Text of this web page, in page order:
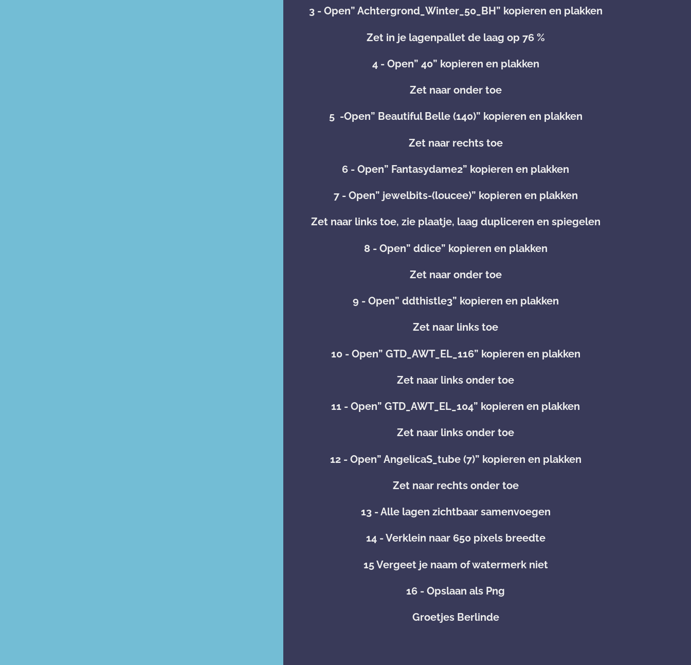
3 - Open” Achtergrond_Winter_50_BH” kopieren en plakken
Zet in je lagenpallet de laag op 76 %
4 - Open” 40” kopieren en plakken
Zet naar onder toe
5 -Open” Beautiful Belle (140)” kopieren en plakken
Zet naar rechts toe
6 - Open” Fantasydame2” kopieren en plakken
7 - Open” jewelbits-(loucee)” kopieren en plakken
Zet naar links toe, zie plaatje, laag dupliceren en spiegelen
8 - Open” ddice” kopieren en plakken
Zet naar onder toe
9 - Open” ddthistle3” kopieren en plakken
Zet naar links toe
10 - Open” GTD_AWT_EL_116” kopieren en plakken
Zet naar links onder toe
11 - Open” GTD_AWT_EL_104” kopieren en plakken
Zet naar links onder toe
12 - Open” AngelicaS_tube (7)” kopieren en plakken
Zet naar rechts onder toe
13 - Alle lagen zichtbaar samenvoegen
14 - Verklein naar 650 pixels breedte
15 Vergeet je naam of watermerk niet
16 - Opslaan als Png
Groetjes Berlinde